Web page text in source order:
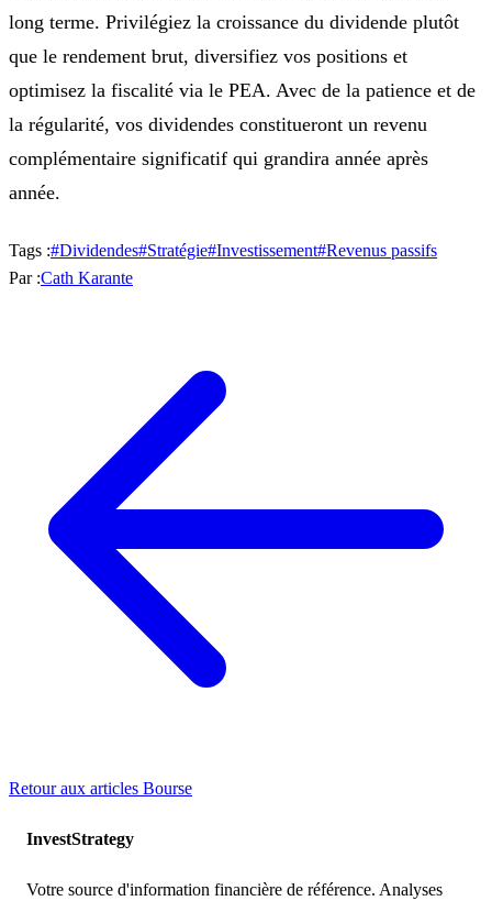
long terme. Privilégiez la croissance du dividende plutôt
que le rendement brut, diversifiez vos positions et
optimisez la fiscalité via le PEA. Avec de la patience et de
la régularité, vos dividendes constitueront un revenu
complémentaire significatif qui grandira année après
année.
Tags :#Dividendes#Stratégie#Investissement#Revenus passifs
Par :Cath Karante
Retour aux articles Bourse
InvestStrategy
Votre source d'information financière de référence. Analyses